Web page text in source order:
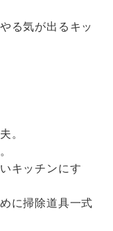
る気が出るキッ
。
キッチンにす
に掃除道具一式